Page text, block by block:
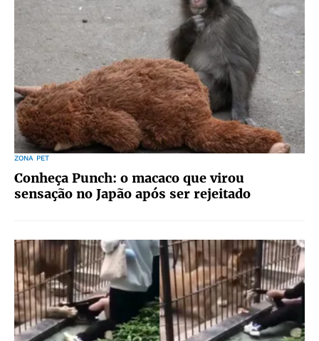
ZONA PET
Conheça Punch: o macaco que virou
sensação no Japão após ser rejeitado